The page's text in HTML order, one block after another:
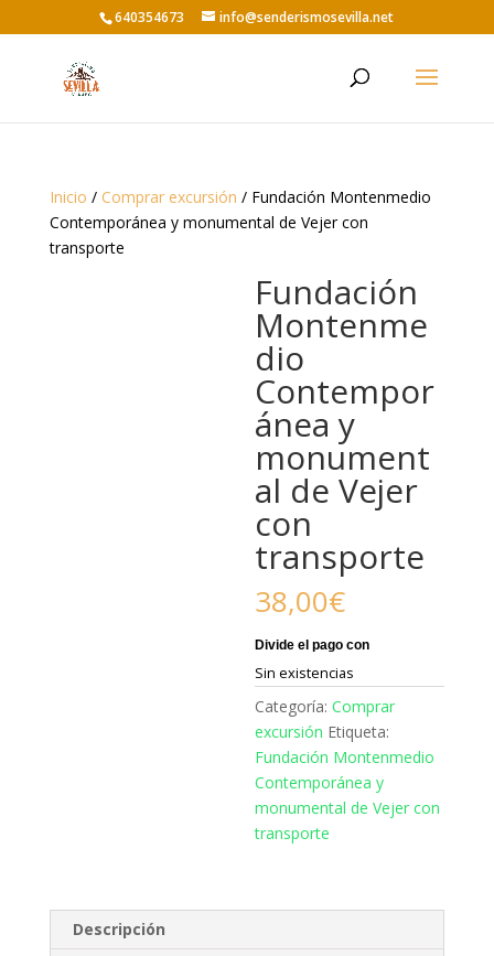
640354673 info@senderismosevilla.net
Inicio / Comprar excursión / Fundación Montenmedio
Contemporánea y monumental de Vejer con
transporte
Fundación
Montenme
dio
Contempor
ánea y
monument
al de Vejer
con
transporte
38,00€
Sin existencias
Categoría:Comprar
excursión Etiqueta:
Fundación Montenmedio
Contemporánea y
monumental de Vejer con
transporte
Descripción